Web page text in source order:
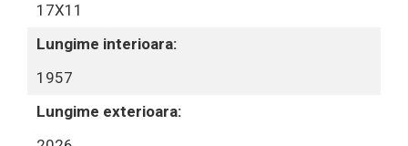
17X11
Lungime interioara:
1957
Lungime exterioara: